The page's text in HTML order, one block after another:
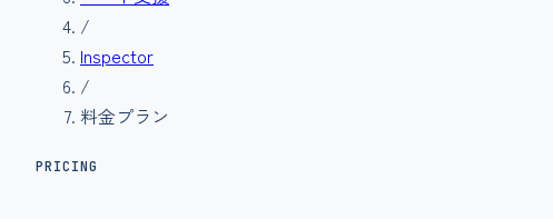
/
Inspector
/
料金プラン
PRICING